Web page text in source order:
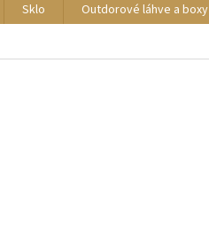
Sklo Outdorové láhve a boxy